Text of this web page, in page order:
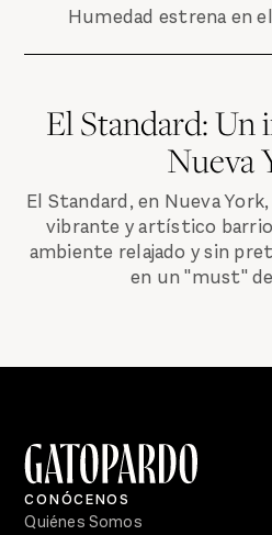
Humedad estrena en
El Standard: Un
Nueva
El Standard, en Nueva
vibrante y artístico
ambiente relajado y sin
en un "must"
CONÓCENOS
Quiénes Somos